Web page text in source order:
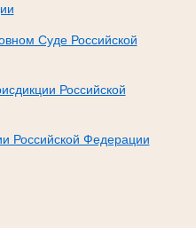
Суде Российской
Российской
Российской Федерации